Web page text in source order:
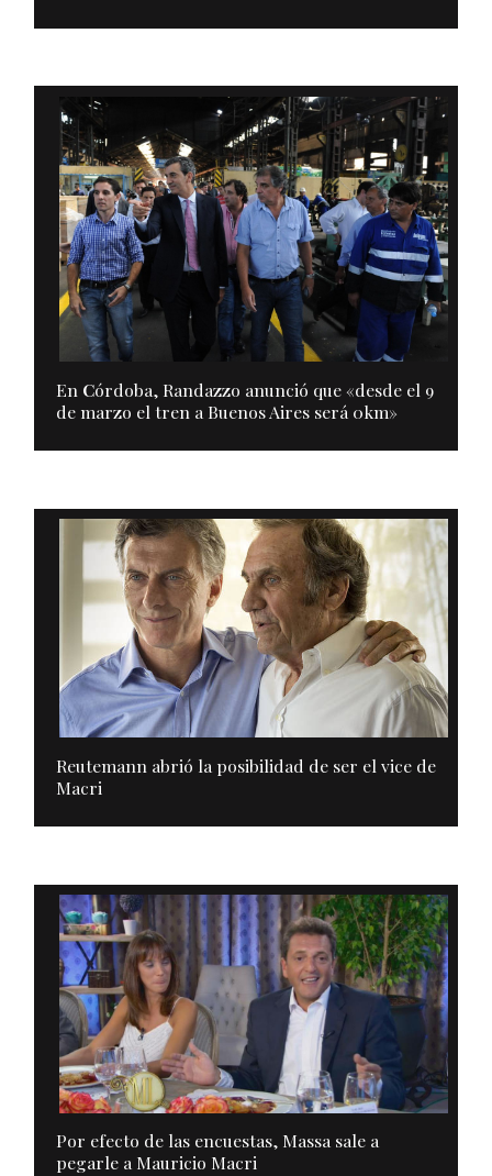
En Córdoba, Randazzo anunció que «desde el 9
de marzo el tren a Buenos Aires será 0km»
Reutemann abrió la posibilidad de ser el vice de
Macri
Por efecto de las encuestas, Massa sale a
pegarle a Mauricio Macri